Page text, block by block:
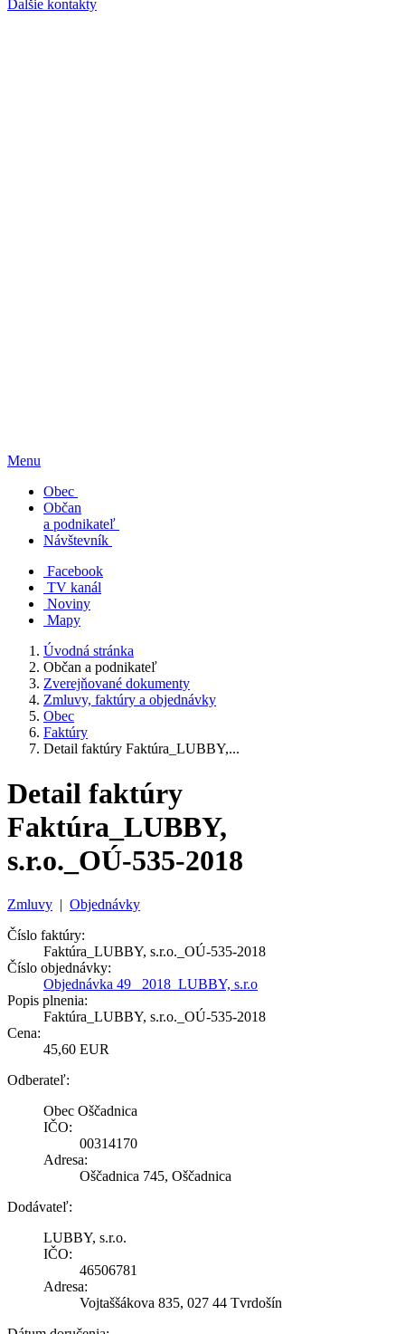
Dalšie kontakty
Menu
Obec
Občan
a podnikateľ
Návštevník
Facebook
TV kanál
Noviny
Mapy
Úvodná stránka
Občan a podnikateľ
Zverejňované dokumenty
Zmluvy, faktúry a objednávky
Obec
Faktúry
Detail faktúry Faktúra_LUBBY,...
Detail faktúry
Faktúra_LUBBY,
s.r.o._OÚ-535-2018
Zmluvy | Objednávky
Číslo faktúry:
Faktúra_LUBBY, s.r.o._OÚ-535-2018
Číslo objednávky:
Objednávka 49_ 2018_LUBBY, s.r.o
Popis plnenia:
Faktúra_LUBBY, s.r.o._OÚ-535-2018
Cena:
45,60 EUR
Odberateľ:
Obec Oščadnica
IČO:
00314170
Adresa:
Oščadnica 745, Oščadnica
Dodávateľ:
LUBBY, s.r.o.
IČO:
46506781
Adresa:
Vojtaššákova 835, 027 44 Tvrdošín